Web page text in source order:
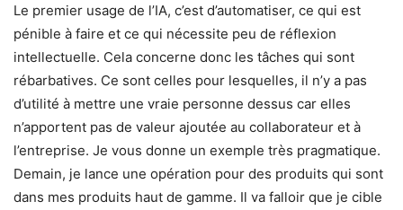
Le premier usage de l’IA, c’est d’automatiser, ce qui est
pénible à faire et ce qui nécessite peu de réflexion
intellectuelle. Cela concerne donc les tâches qui sont
rébarbatives. Ce sont celles pour lesquelles, il n’y a pas
d’utilité à mettre une vraie personne dessus car elles
n’apportent pas de valeur ajoutée au collaborateur et à
l’entreprise. Je vous donne un exemple très pragmatique.
Demain, je lance une opération pour des produits qui sont
dans mes produits haut de gamme. Il va falloir que je cible